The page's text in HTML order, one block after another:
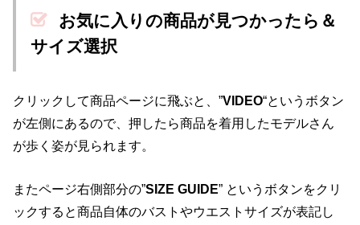
お気に入りの商品が見つかったら＆
サイズ選択
クリックして商品ページに飛ぶと、”VIDEO“というボタン
が左側にあるので、押したら商品を着用したモデルさん
が歩く姿が見られます。
またページ右側部分の”SIZE GUIDE” というボタンをクリ
ックすると商品自体のバストやウエストサイズが表記し